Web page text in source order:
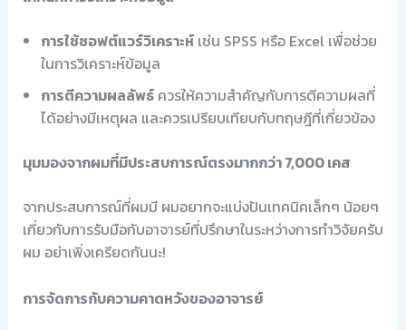
การใช้ซอฟต์แวร์วิเคราะห์เช่น SPSS หรือ Excel เพื่อช่วย
ในการวิเคราะห์ข้อมูล
การตีความผลลัพธ์ควรให้ความสำคัญกับการตีความผลที่
ได้อย่างมีเหตุผล และควรเปรียบเทียบกับทฤษฎีที่เกี่ยวข้อง
มุมมองจากผมที่มีประสบการณ์ตรงมากกว่า 7,000 เคส
จากประสบการณ์ที่ผมมี ผมอยากจะแบ่งปันเทคนิคเล็กๆ น้อยๆ
เกี่ยวกับการรับมือกับอาจารย์ที่ปรึกษาในระหว่างการทำวิจัยครับ
ผม อย่าเพิ่งเครียดกันนะ!
การจัดการกับความคาดหวังของอาจารย์